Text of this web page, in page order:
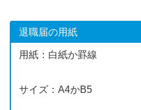
退職届の用紙
用紙：白紙か罫線
サイズ：A4かB5